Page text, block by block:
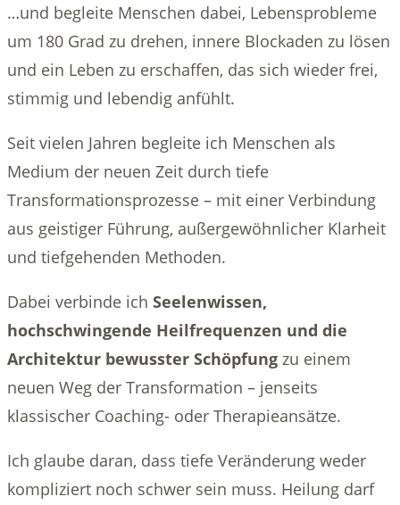
…und begleite Menschen dabei, Lebensprobleme
um 180 Grad zu drehen, innere Blockaden zu lösen
und ein Leben zu erschaffen, das sich wieder frei,
stimmig und lebendig anfühlt.
Seit vielen Jahren begleite ich Menschen als
Medium der neuen Zeit durch tiefe
Transformationsprozesse – mit einer Verbindung
aus geistiger Führung, außergewöhnlicher Klarheit
und tiefgehenden Methoden.
Dabei verbinde ich Seelenwissen,
hochschwingende Heilfrequenzen und die
Architektur bewusster Schöpfung zu einem
neuen Weg der Transformation – jenseits
klassischer Coaching- oder Therapieansätze.
Ich glaube daran, dass tiefe Veränderung weder
kompliziert noch schwer sein muss. Heilung darf